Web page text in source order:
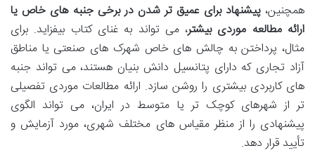
همچنین،پیشنهاد برای عمیق تر شدن در برخی جنبه های خاص یا
ارائه مطالعه موردی بیشتر، می تواند به غنای کتاب بیفزاید. برای
مثال، پرداختن به چالش های خاص شهرک های صنعتی یا مناطق
آزاد تجاری که دارای پتانسیل دانش بنیان هستند، می تواند جنبه
های کاربردی بیشتری را روشن سازد. ارائه مطالعات موردی تفصیلی
تر از شهرهای کوچک تر یا متوسط در ایران، می تواند الگوی
پیشنهادی را از منظر مقیاس های مختلف شهری، مورد آزمایش و
تأیید قرار دهد.